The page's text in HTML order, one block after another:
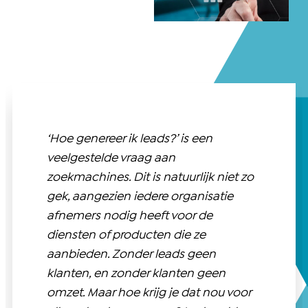
‘Hoe genereer ik leads?’ is een
veelgestelde vraag aan
zoekmachines. Dit is natuurlijk niet zo
gek, aangezien iedere organisatie
afnemers nodig heeft voor de
diensten of producten die ze
aanbieden. Zonder leads geen
klanten, en zonder klanten geen
omzet. Maar hoe krijg je dat nou voor